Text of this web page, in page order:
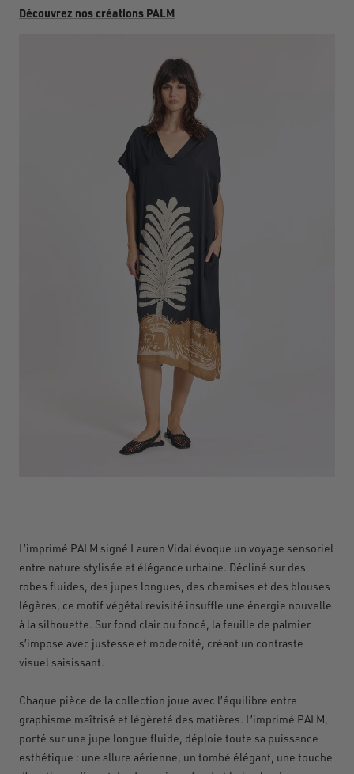
Découvrez nos créations PALM
L’imprimé PALM signé Lauren Vidal évoque un voyage sensoriel
entre nature stylisée et élégance urbaine. Décliné sur des
robes fluides, des jupes longues, des chemises et des blouses
légères, ce motif végétal revisité insuffle une énergie nouvelle
à la silhouette. Sur fond clair ou foncé, la feuille de palmier
s’impose avec justesse et modernité, créant un contraste
visuel saisissant.
Chaque pièce de la collection joue avec l’équilibre entre
graphisme maîtrisé et légèreté des matières. L’imprimé PALM,
porté sur une jupe longue fluide, déploie toute sa puissance
esthétique : une allure aérienne, un tombé élégant, une touche